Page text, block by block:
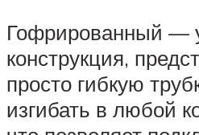
Гофрированный —
конструкция,
просто гибкую
изгибать в любой